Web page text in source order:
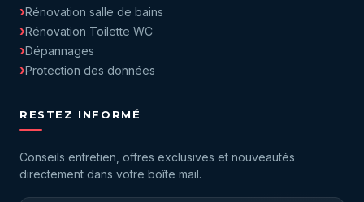
Rénovation salle de bains
Rénovation Toilette WC
Dépannages
Protection des données
RESTEZ INFORMÉ
Conseils entretien, offres exclusives et nouveautés
directement dans votre boîte mail.